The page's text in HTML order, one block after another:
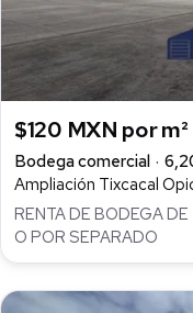
$120 MXN por m²
Bodega comercial
Ampliación Tixcacal
RENTA DE BODEGA
O POR SEPARADO